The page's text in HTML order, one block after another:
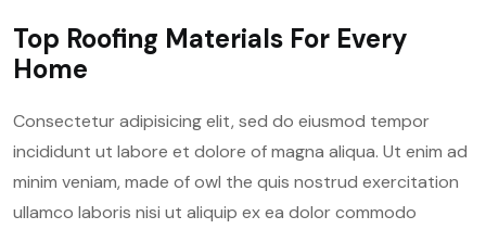
Top Roofing Materials For Every
Home
Consectetur adipisicing elit, sed do eiusmod tempor
incididunt ut labore et dolore of magna aliqua. Ut enim ad
minim veniam, made of owl the quis nostrud exercitation
ullamco laboris nisi ut aliquip ex ea dolor commodo